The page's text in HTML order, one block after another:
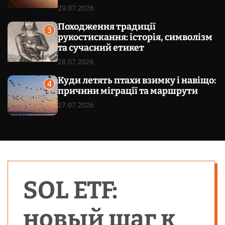
29.07.2026
3
Походження традиції
рукостискання: історія, символізм
та сучасний етикет
28.07.2026
4
Куди летять птахи взимку і навіщо:
причини міграції та маршрути
27.07.2026
SOL ETF:
новый шаг к